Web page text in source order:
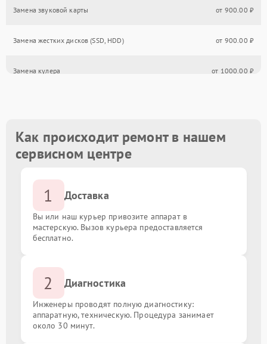
Замена звуковой карты от 900.00 ₽
Замена жестких дисков (SSD, HDD) от 900.00 ₽
Замена кулера от 1000.00 ₽
Замена процессора
Ремонт системы охлаждения
Восстановление информации с жесткого диска
Замена оперативной памяти
Замена материнской платы от 1500.00 ₽
Как происходит ремонт в нашем
сервисном центре
1 Доставка
Вы или наш курьер привозите аппарат в
мастерскую. Вызов курьера предоставляется
бесплатно.
2 Диагностика
Инженеры проводят полную диагностику:
аппаратную, техническую. Процедура занимает
около 30 минут.